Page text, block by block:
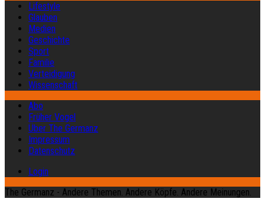
Lifestyle
Glauben
Medien
Geschichte
Sport
Familie
Verteidigung
Wissenschaft
Abo
Früher Vogel
Über The Germanz
Impressum
Datenschutz
Login
The Germanz - Andere Themen. Andere Köpfe. Andere Meinungen.